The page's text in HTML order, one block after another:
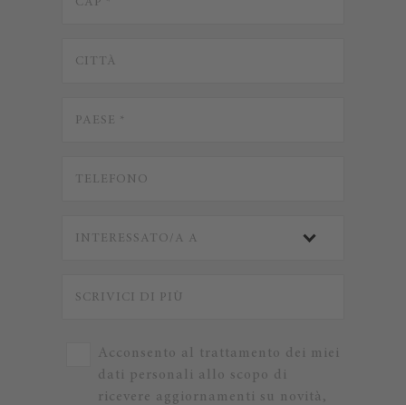
Acconsento al trattamento dei miei
dati personali allo scopo di
ricevere aggiornamenti su novità,